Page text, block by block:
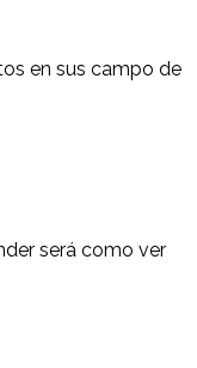
en sus campo de
será como ver